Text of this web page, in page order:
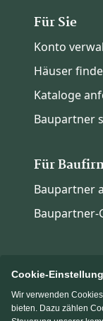
Für Sie
Konto
Häuser
Kataloge
Baupartner
Für
Baupartner
Baupartner-
Cookie-
Wir verwenden
bieten. Dazu zählen